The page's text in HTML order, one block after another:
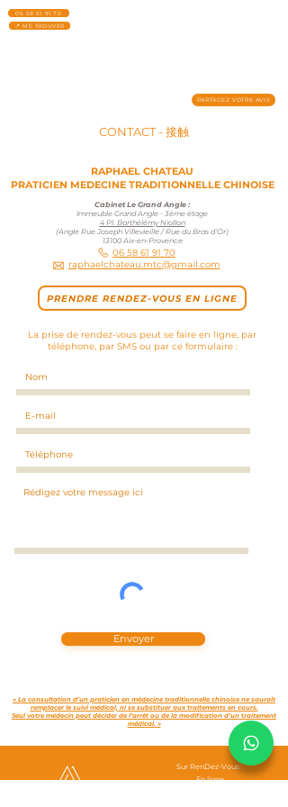
06 58 61 91 70
PARTAGEZ VOTRE AVIS
📍 ME TROUVER
CONTACT - 接触
RAPHAEL CHATEAU
PRATICIEN MEDECINE TRADITIONNELLE CHINOISE
Cabinet Le Grand Angle :
Immeuble Grand Angle - 3ème étage
4 Pl. Barthélémy Niollon
(Angle Rue Joseph Villevieille / Rue du Bras d'Or)
13100 Aix-en-Provence
06 58 61 91 70
raphaelchateau.mtc@gmail.com
PRENDRE RENDEZ-VOUS EN LIGNE
La prise de rendez-vous peut se faire en ligne, par
téléphone, par SMS ou par ce formulaire :
Envoyer
« La consultation d’un praticien en médecine traditionnelle chinoise ne saurait
remplacer le suivi médical, ni se substituer aux traitements en cours.
Seul votre médecin peut décider de l’arrêt ou de la modification d’un traitement
médical. »
Sur RenDez-Vous :
En ligne